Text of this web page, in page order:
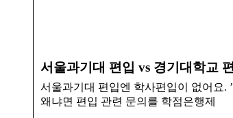
서울과기대 편입 vs 경기대학교
서울과기대 편입엔 학사편입이 없어요.
왜냐면 편입 관련 문의를 학점은행제